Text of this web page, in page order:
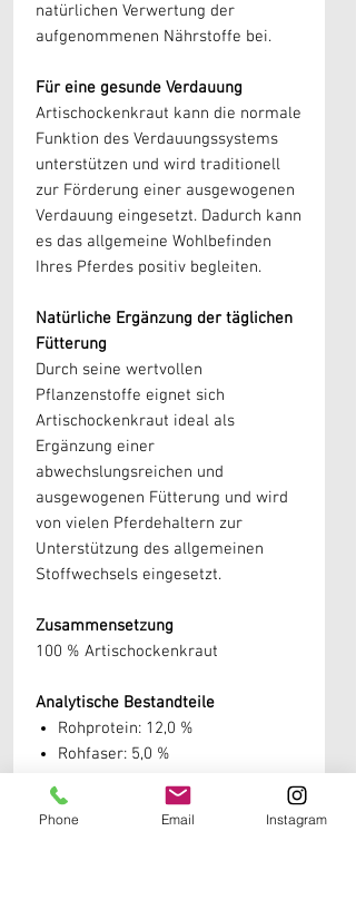
natürlichen Verwertung der
aufgenommenen Nährstoffe bei.
Für eine gesunde Verdauung
Artischockenkraut kann die normale
Funktion des Verdauungssystems
unterstützen und wird traditionell
zur Förderung einer ausgewogenen
Verdauung eingesetzt. Dadurch kann
es das allgemeine Wohlbefinden
Ihres Pferdes positiv begleiten.
Natürliche Ergänzung der täglichen
Fütterung
Durch seine wertvollen
Pflanzenstoffe eignet sich
Artischockenkraut ideal als
Ergänzung einer
abwechslungsreichen und
ausgewogenen Fütterung und wird
von vielen Pferdehaltern zur
Unterstützung des allgemeinen
Stoffwechsels eingesetzt.
Zusammensetzung
100 % Artischockenkraut
Analytische Bestandteile
Rohprotein: 12,0 %
Rohfaser: 5,0 %
Fütterungsempfehlung
Großpferde:
ca. 30–50 g täglich
Phone Email Instagram